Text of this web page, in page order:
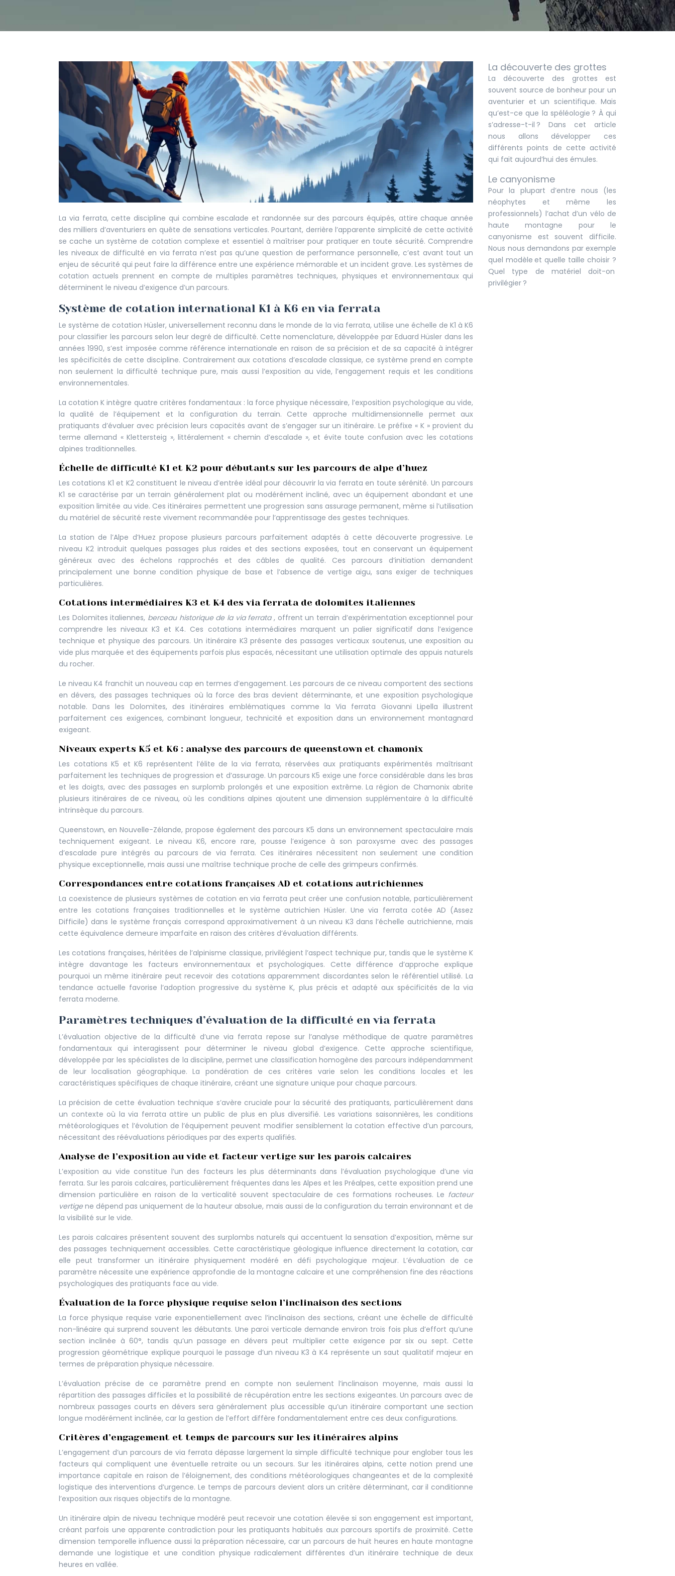
La via ferrata, cette discipline qui combine escalade et randonnée sur des parcours équipés, attire chaque année
des milliers d’aventuriers en quête de sensations verticales. Pourtant, derrière l’apparente simplicité de cette activité
se cache un système de cotation complexe et essentiel à maîtriser pour pratiquer en toute sécurité. Comprendre
les niveaux de difficulté en via ferrata n’est pas qu’une question de performance personnelle, c’est avant tout un
enjeu de sécurité qui peut faire la différence entre une expérience mémorable et un incident grave. Les systèmes de
cotation actuels prennent en compte de multiples paramètres techniques, physiques et environnementaux qui
déterminent le niveau d’exigence d’un parcours.
Système de cotation international K1 à K6 en via ferrata
Le système de cotation Hüsler, universellement reconnu dans le monde de la via ferrata, utilise une échelle de K1 à K6
pour classifier les parcours selon leur degré de difficulté. Cette nomenclature, développée par Eduard Hüsler dans les
années 1990, s’est imposée comme référence internationale en raison de sa précision et de sa capacité à intégrer
les spécificités de cette discipline. Contrairement aux cotations d’escalade classique, ce système prend en compte
non seulement la difficulté technique pure, mais aussi l’exposition au vide, l’engagement requis et les conditions
environnementales.
La cotation K intègre quatre critères fondamentaux : la force physique nécessaire, l’exposition psychologique au vide,
la qualité de l’équipement et la configuration du terrain. Cette approche multidimensionnelle permet aux
pratiquants d’évaluer avec précision leurs capacités avant de s’engager sur un itinéraire. Le préfixe « K » provient du
terme allemand « Klettersteig », littéralement « chemin d’escalade », et évite toute confusion avec les cotations
alpines traditionnelles.
Échelle de difficulté K1 et K2 pour débutants sur les parcours de alpe d’huez
Les cotations K1 et K2 constituent le niveau d’entrée idéal pour découvrir la via ferrata en toute sérénité. Un parcours
K1 se caractérise par un terrain généralement plat ou modérément incliné, avec un équipement abondant et une
exposition limitée au vide. Ces itinéraires permettent une progression sans assurage permanent, même si l’utilisation
du matériel de sécurité reste vivement recommandée pour l’apprentissage des gestes techniques.
La station de l’Alpe d’Huez propose plusieurs parcours parfaitement adaptés à cette découverte progressive. Le
niveau K2 introduit quelques passages plus raides et des sections exposées, tout en conservant un équipement
généreux avec des échelons rapprochés et des câbles de qualité. Ces parcours d’initiation demandent
principalement une bonne condition physique de base et l’absence de vertige aigu, sans exiger de techniques
particulières.
Cotations intermédiaires K3 et K4 des via ferrata de dolomites italiennes
Les Dolomites italiennes, berceau historique de la via ferrata , offrent un terrain d’expérimentation exceptionnel pour
comprendre les niveaux K3 et K4. Ces cotations intermédiaires marquent un palier significatif dans l’exigence
technique et physique des parcours. Un itinéraire K3 présente des passages verticaux soutenus, une exposition au
vide plus marquée et des équipements parfois plus espacés, nécessitant une utilisation optimale des appuis naturels
du rocher.
Le niveau K4 franchit un nouveau cap en termes d’engagement. Les parcours de ce niveau comportent des sections
en dévers, des passages techniques où la force des bras devient déterminante, et une exposition psychologique
notable. Dans les Dolomites, des itinéraires emblématiques comme la Via ferrata Giovanni Lipella illustrent
parfaitement ces exigences, combinant longueur, technicité et exposition dans un environnement montagnard
exigeant.
Niveaux experts K5 et K6 : analyse des parcours de queenstown et chamonix
Les cotations K5 et K6 représentent l’élite de la via ferrata, réservées aux pratiquants expérimentés maîtrisant
parfaitement les techniques de progression et d’assurage. Un parcours K5 exige une force considérable dans les bras
et les doigts, avec des passages en surplomb prolongés et une exposition extrême. La région de Chamonix abrite
plusieurs itinéraires de ce niveau, où les conditions alpines ajoutent une dimension supplémentaire à la difficulté
intrinsèque du parcours.
Queenstown, en Nouvelle-Zélande, propose également des parcours K5 dans un environnement spectaculaire mais
techniquement exigeant. Le niveau K6, encore rare, pousse l’exigence à son paroxysme avec des passages
d’escalade pure intégrés au parcours de via ferrata. Ces itinéraires nécessitent non seulement une condition
physique exceptionnelle, mais aussi une maîtrise technique proche de celle des grimpeurs confirmés.
Correspondances entre cotations françaises AD et cotations autrichiennes
La coexistence de plusieurs systèmes de cotation en via ferrata peut créer une confusion notable, particulièrement
entre les cotations françaises traditionnelles et le système autrichien Hüsler. Une via ferrata cotée AD (Assez
Difficile) dans le système français correspond approximativement à un niveau K3 dans l’échelle autrichienne, mais
cette équivalence demeure imparfaite en raison des critères d’évaluation différents.
Les cotations françaises, héritées de l’alpinisme classique, privilégient l’aspect technique pur, tandis que le système K
intègre davantage les facteurs environnementaux et psychologiques. Cette différence d’approche explique
pourquoi un même itinéraire peut recevoir des cotations apparemment discordantes selon le référentiel utilisé. La
tendance actuelle favorise l’adoption progressive du système K, plus précis et adapté aux spécificités de la via
ferrata moderne.
Paramètres techniques d’évaluation de la difficulté en via ferrata
L’évaluation objective de la difficulté d’une via ferrata repose sur l’analyse méthodique de quatre paramètres
fondamentaux qui interagissent pour déterminer le niveau global d’exigence. Cette approche scientifique,
développée par les spécialistes de la discipline, permet une classification homogène des parcours indépendamment
de leur localisation géographique. La pondération de ces critères varie selon les conditions locales et les
caractéristiques spécifiques de chaque itinéraire, créant une signature unique pour chaque parcours.
La précision de cette évaluation technique s’avère cruciale pour la sécurité des pratiquants, particulièrement dans
un contexte où la via ferrata attire un public de plus en plus diversifié. Les variations saisonnières, les conditions
météorologiques et l’évolution de l’équipement peuvent modifier sensiblement la cotation effective d’un parcours,
nécessitant des réévaluations périodiques par des experts qualifiés.
Analyse de l’exposition au vide et facteur vertige sur les parois calcaires
L’exposition au vide constitue l’un des facteurs les plus déterminants dans l’évaluation psychologique d’une via
ferrata. Sur les parois calcaires, particulièrement fréquentes dans les Alpes et les Préalpes, cette exposition prend une
dimension particulière en raison de la verticalité souvent spectaculaire de ces formations rocheuses. Le facteur
vertigene dépend pas uniquement de la hauteur absolue, mais aussi de la configuration du terrain environnant et de
la visibilité sur le vide.
Les parois calcaires présentent souvent des surplombs naturels qui accentuent la sensation d’exposition, même sur
des passages techniquement accessibles. Cette caractéristique géologique influence directement la cotation, car
elle peut transformer un itinéraire physiquement modéré en défi psychologique majeur. L’évaluation de ce
paramètre nécessite une expérience approfondie de la montagne calcaire et une compréhension fine des réactions
psychologiques des pratiquants face au vide.
Évaluation de la force physique requise selon l’inclinaison des sections
La force physique requise varie exponentiellement avec l’inclinaison des sections, créant une échelle de difficulté
non-linéaire qui surprend souvent les débutants. Une paroi verticale demande environ trois fois plus d’effort qu’une
section inclinée à 60°, tandis qu’un passage en dévers peut multiplier cette exigence par six ou sept. Cette
progression géométrique explique pourquoi le passage d’un niveau K3 à K4 représente un saut qualitatif majeur en
termes de préparation physique nécessaire.
L’évaluation précise de ce paramètre prend en compte non seulement l’inclinaison moyenne, mais aussi la
répartition des passages difficiles et la possibilité de récupération entre les sections exigeantes. Un parcours avec de
nombreux passages courts en dévers sera généralement plus accessible qu’un itinéraire comportant une section
longue modérément inclinée, car la gestion de l’effort diffère fondamentalement entre ces deux configurations.
Critères d’engagement et temps de parcours sur les itinéraires alpins
L’engagement d’un parcours de via ferrata dépasse largement la simple difficulté technique pour englober tous les
facteurs qui compliquent une éventuelle retraite ou un secours. Sur les itinéraires alpins, cette notion prend une
importance capitale en raison de l’éloignement, des conditions météorologiques changeantes et de la complexité
logistique des interventions d’urgence. Le temps de parcours devient alors un critère déterminant, car il conditionne
l’exposition aux risques objectifs de la montagne.
Un itinéraire alpin de niveau technique modéré peut recevoir une cotation élevée si son engagement est important,
créant parfois une apparente contradiction pour les pratiquants habitués aux parcours sportifs de proximité. Cette
dimension temporelle influence aussi la préparation nécessaire, car un parcours de huit heures en haute montagne
demande une logistique et une condition physique radicalement différentes d’un itinéraire technique de deux
heures en vallée.
La découverte des grottes
La découverte des grottes est
souvent source de bonheur pour un
aventurier et un scientifique. Mais
qu’est-ce que la spéléologie ? À qui
s’adresse-t-il ? Dans cet article
nous allons développer ces
différents points de cette activité
qui fait aujourd’hui des émules.
Le canyonisme
Pour la plupart d’entre nous (les
néophytes et même les
professionnels) l’achat d’un vélo de
haute montagne pour le
canyonisme est souvent difficile.
Nous nous demandons par exemple
quel modèle et quelle taille choisir ?
Quel type de matériel doit-on
privilégier ?